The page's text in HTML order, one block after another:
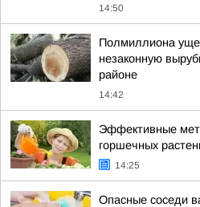
14:50
Полмиллиона
незаконную
районе
14:42
Эффективные
горшечных
14:25
Опасные соседи